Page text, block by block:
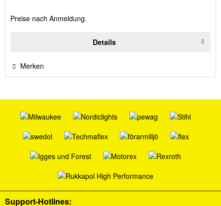
Preise nach Anmeldung.
Details
Merken
Support-Hotlines: